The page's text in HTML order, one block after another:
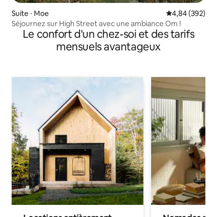
Suite ⋅ Moe Évaluation
4,84 (392)
Séjournez sur High Street avec une ambiance Om !
Le confort d'un chez-soi et des tarifs
mensuels avantageux